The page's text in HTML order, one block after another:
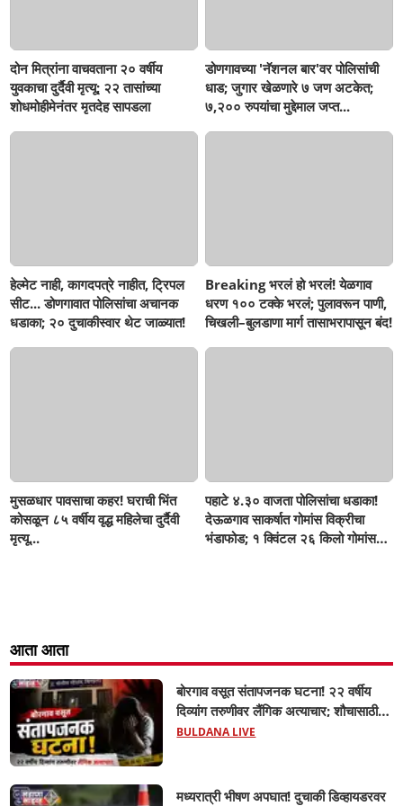
दोन मित्रांना वाचवताना २० वर्षीय
युवकाचा दुर्दैवी मृत्यू; २२ तासांच्या
शोधमोहीमेनंतर मृतदेह सापडला
डोणगावच्या 'नॅशनल बार'वर पोलिसांची
धाड; जुगार खेळणारे ७ जण अटकेत;
७,२०० रुपयांचा मुद्देमाल जप्त...
हेल्मेट नाही, कागदपत्रे नाहीत, ट्रिपल
सीट... डोणगावात पोलिसांचा अचानक
धडाका; २० दुचाकीस्वार थेट जाळ्यात!
Breaking भरलं हो भरलं! येळगाव
धरण १०० टक्के भरलं; पुलावरून पाणी,
चिखली–बुलडाणा मार्ग तासाभरापासून बंद!
मुसळधार पावसाचा कहर! घराची भिंत
कोसळून ८५ वर्षीय वृद्ध महिलेचा दुर्दैवी
मृत्यू...
पहाटे ४.३० वाजता पोलिसांचा धडाका!
देऊळगाव साकर्षात गोमांस विक्रीचा
भंडाफोड; १ क्विंटल २६ किलो गोमांस
आता आता
बोरगाव वसूत संतापजनक घटना! २२ वर्षीय
दिव्यांग तरुणीवर लैंगिक अत्याचार; शौचासाठी
गेलेल्या तरुणीचा पाठलाग करून अत्याचाराचा
BULDANA LIVE
मध्यरात्री भीषण अपघात! दुचाकी डिव्हायडरवर